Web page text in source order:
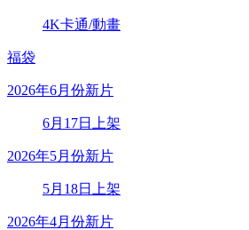
4K卡通/動畫
福袋
2026年6月份新片
6月17日上架
2026年5月份新片
5月18日上架
2026年4月份新片